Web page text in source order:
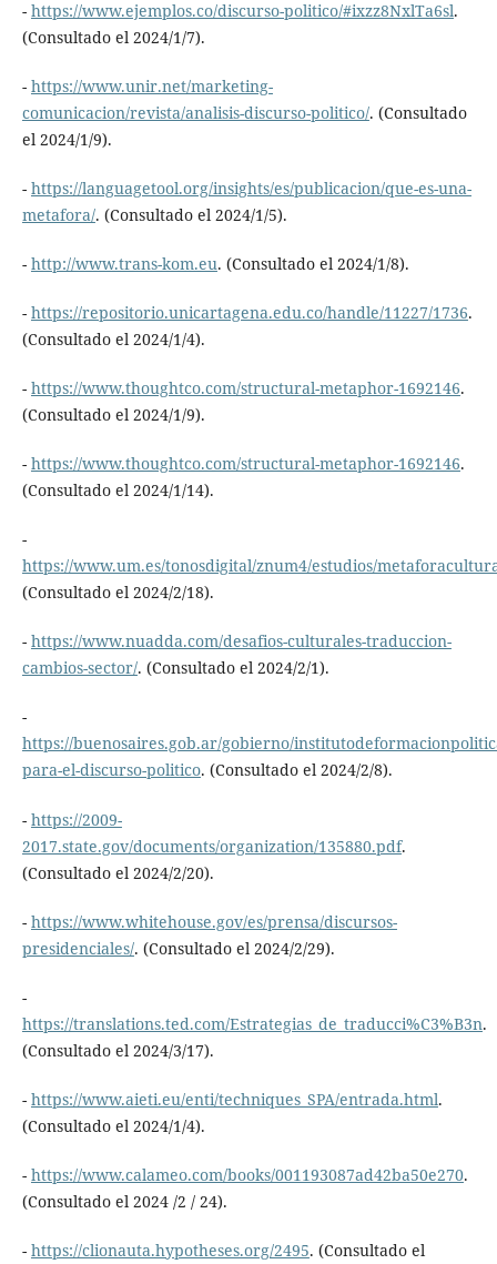
- https://www.ejemplos.co/discurso-politico/#ixzz8NxlTa6sl.
(Consultado el 2024/1/7).
- https://www.unir.net/marketing-
comunicacion/revista/analisis-discurso-politico/. (Consultado
el 2024/1/9).
- https://languagetool.org/insights/es/publicacion/que-es-una-
metafora/. (Consultado el 2024/1/5).
- http://www.trans-kom.eu. (Consultado el 2024/1/8).
- https://repositorio.unicartagena.edu.co/handle/11227/1736.
(Consultado el 2024/1/4).
- https://www.thoughtco.com/structural-metaphor-1692146.
(Consultado el 2024/1/9).
- https://www.thoughtco.com/structural-metaphor-1692146.
(Consultado el 2024/1/14).
-
https://www.um.es/tonosdigital/znum4/estudios/
(Consultado el 2024/2/18).
- https://www.nuadda.com/desafios-culturales-traduccion-
cambios-sector/. (Consultado el 2024/2/1).
-
https://buenosaires.gob.ar/gobierno/
para-el-discurso-politico. (Consultado el 2024/2/8).
- https://2009-
2017.state.gov/documents/organization/135880.pdf.
(Consultado el 2024/2/20).
- https://www.whitehouse.gov/es/prensa/discursos-
presidenciales/. (Consultado el 2024/2/29).
-
https://translations.ted.com/Estrategias_de_traducci%C3%B3n.
(Consultado el 2024/3/17).
- https://www.aieti.eu/enti/techniques_SPA/entrada.html.
(Consultado el 2024/1/4).
- https://www.calameo.com/books/001193087ad42ba50e270.
(Consultado el 2024 /2 / 24).
- https://clionauta.hypotheses.org/2495. (Consultado el